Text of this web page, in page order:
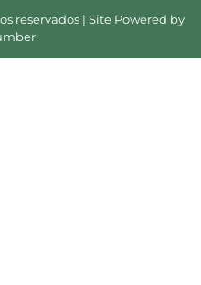
reservados | Site Powered by